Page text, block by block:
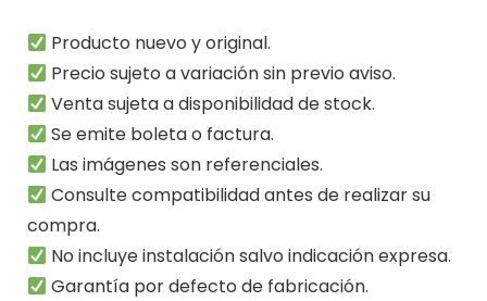
Producto nuevo y original.
Precio sujeto a variación sin previo aviso.
Venta sujeta a disponibilidad de stock.
Se emite boleta o factura.
Las imágenes son referenciales.
Consulte compatibilidad antes de realizar su
compra.
No incluye instalación salvo indicación expresa.
Garantía por defecto de fabricación.